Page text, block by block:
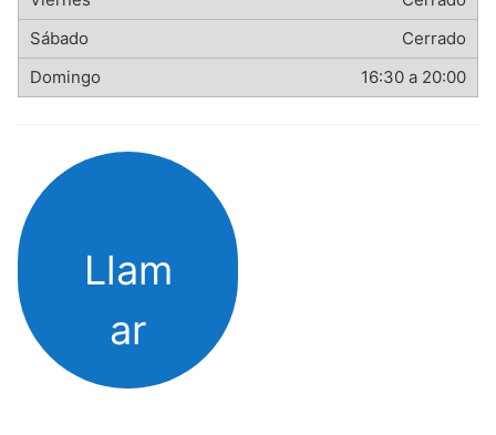
Cerrado
16:30 a 20:00
Llam
ar